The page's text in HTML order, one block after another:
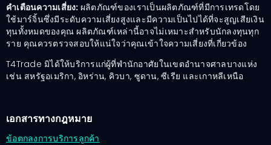
คำเตือนความเสี่ยง: ผลิตภัณฑ์ของเราเป็นผลิตภัณฑ์ที่มีการเทรดโดย
ใช้มาร์จิ้นซึ่งมีระดับความเสี่ยงสูงและมีความเป็นไปได้ที่จะสูญเสียเงิน
ทุนทั้งหมดของคุณ ผลิตภัณฑ์เหล่านี้อาจไม่เหมาะสำหรับนักลงทุนทุก
ราย คุณควรตรวจสอบให้แน่ใจว่าคุณเข้าใจความเสี่ยงที่เกี่ยวข้อง
T4Trade มิได้ให้บริการแก่ผู้ที่พำนักอาศัยในเขตอำนาจศาลบางแห่ง
เช่น สหรัฐอเมริกา, อิหร่าน, คิวบา, ซูดาน, ซีเรีย และเกาหลีเหนือ
เอกสารทางกฎหมาย
ข้อตกลงการบริการลูกค้า